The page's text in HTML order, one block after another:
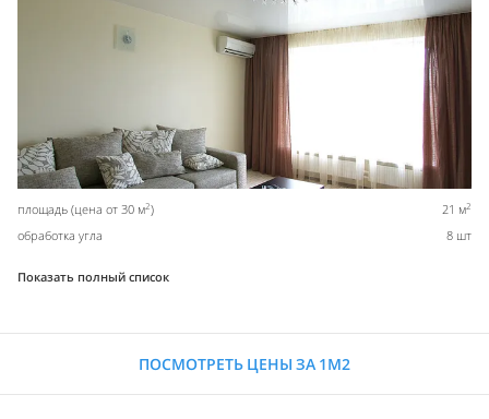
площадь (цена от 30 м2) 21 м2
обработка угла 8 шт
Показать полный список
ПОСМОТРЕТЬ ЦЕНЫ ЗА 1М2